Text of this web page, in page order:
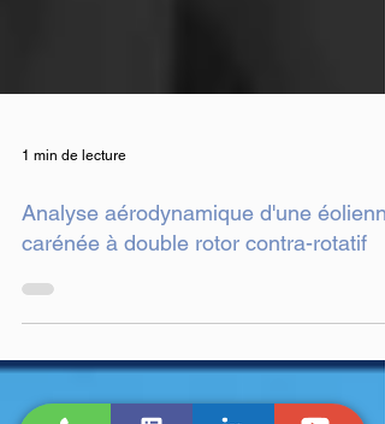
Analyse aérodynamique d'une